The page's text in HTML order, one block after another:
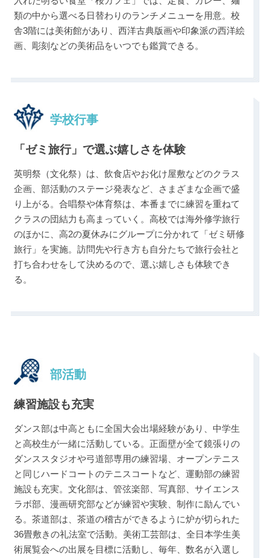
類の中から選べる日替わりのランチメニューを用意。校
舎3階には美術館があり、西洋古典版画や印象派の西洋絵
画、彫刻などの美術品をいつでも鑑賞できる。
学校行事
「ゼミ旅行」で選ぶ嬉しさを体験
英明祭（文化祭）は、飲食店やお化け屋敷などのクラス
企画、部活動のステージ発表など、さまざまな企画で盛
り上がる。合唱祭や体育祭は、本番までに練習を重ねて
クラスの団結力も高まっていく。高校では海外修学旅行
のほかに、高2の夏休みにグループに分かれて「ゼミ研修
旅行」を実施。訪問先や行き方も自分たちで旅行会社と
打ち合わせをして決めるので、選ぶ嬉しさも体験でき
る。
部活動
練習施設も充実
ダンス部は中高ともに全国大会出場経験があり、中学生
と高校生が一緒に活動している。正面壁が全て鏡張りの
ダンススタジオや弓道部専用の練習場、オープンテニス
と同じハードコートのテニスコートなど、運動部の練習
施設も充実。文化部は、管弦楽部、写真部、サイエンス
ラボ部、漫画研究部などが練習や実験、制作に励んでい
る。茶道部は、茶道の稽古ができるように炉が切られた
36畳敷きの礼法室で活動。美術工芸部は、全日本学生美
術展覧会への出展を目標に活動し、毎年、数名が入選し